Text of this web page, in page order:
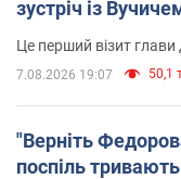
зустріч із
Це перший візит
7.08.2026 19:07 50,1
"Верніть
поспіль